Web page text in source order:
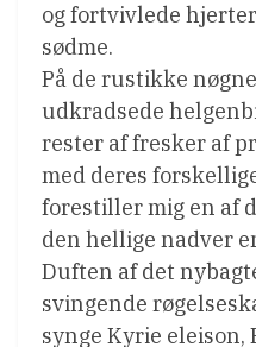
og fortvivlede
sødme.
På de rustikke
udkradsede
rester af fresker af
med deres
forestiller mig en af
den hellige nadver
Duften af det
svingende
synge Kyrie eleison,